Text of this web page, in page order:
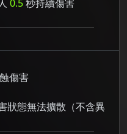
0.5秒持續傷害
傷害
狀態無法擴散（不含異